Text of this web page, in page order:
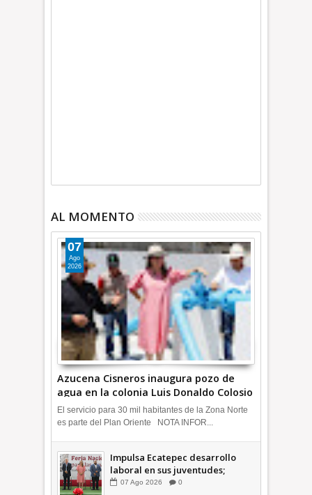
AL MOMENTO
Azucena Cisneros inaugura pozo de
agua en la colonia Luis Donaldo Colosio
+Video | INFORMATIVA
07
Ago
2026
El servicio para 30 mil habitantes de la Zona Norte
es parte del Plan Oriente NOTA INFOR...
Impulsa Ecatepec desarrollo
laboral en sus juventudes;
inauguran Feria de Empleo y
07 Ago 2026 0